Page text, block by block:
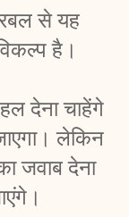
से यह
है।
देना चाहेंगे
लेकिन
जवाब देना